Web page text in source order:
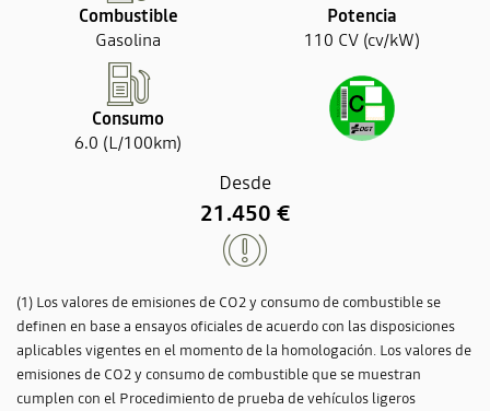
Combustible
Gasolina
Potencia
110 CV (cv/kW)
Consumo
6.0 (L/100km)
Desde
21.450 €
(1) Los valores de emisiones de CO2 y consumo de combustible se
definen en base a ensayos oficiales de acuerdo con las disposiciones
aplicables vigentes en el momento de la homologación. Los valores de
emisiones de CO2 y consumo de combustible que se muestran
cumplen con el Procedimiento de prueba de vehículos ligeros